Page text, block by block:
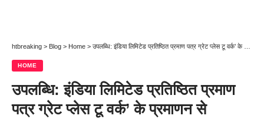
htbreaking > Blog > Home > उपलब्धि: इंडिया लिमिटेड प्रतिष्ठित प्रमाण पत्र ग्रेट प्लेस टू वर्क’ के प्रमाणन से सम्‍मानित…
HOME
उपलब्धि: इंडिया लिमिटेड प्रतिष्ठित प्रमाण
पत्र ग्रेट प्लेस टू वर्क’ के प्रमाणन से